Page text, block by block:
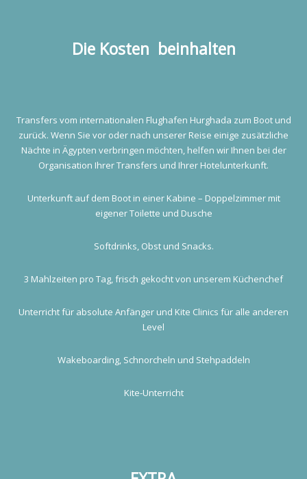
Die Kosten beinhalten
Transfers vom internationalen Flughafen Hurghada zum Boot und
zurück. Wenn Sie vor oder nach unserer Reise einige zusätzliche
Nächte in Ägypten verbringen möchten, helfen wir Ihnen bei der
Organisation Ihrer Transfers und Ihrer Hotelunterkunft.
Unterkunft auf dem Boot in einer Kabine – Doppelzimmer mit
eigener Toilette und Dusche
Softdrinks, Obst und Snacks.
3 Mahlzeiten pro Tag, frisch gekocht von unserem Küchenchef
Unterricht für absolute Anfänger und Kite Clinics für alle anderen
Level
Wakeboarding, Schnorcheln und Stehpaddeln
Kite-Unterricht